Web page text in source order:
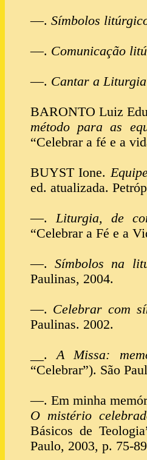
—. Símbolos
—. Comunicação
—. Cantar a Liturgia
BARONTO Luiz
método para as
“Celebrar a fé e a
BUYST Ione.
ed. atualizada.
—.Liturgia, de
“Celebrar a Fé e a
—. Símbolos na
Paulinas, 2004.
—. Celebrar com
Paulinas. 2002.
__.A Missa:
“Celebrar”). São
—. Em minha
O mistério
Básicos de
Paulo, 2003, p. 75-